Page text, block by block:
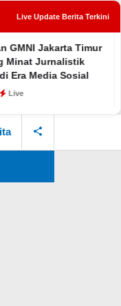
Live Update Berita Terkini
Timur
Sosial